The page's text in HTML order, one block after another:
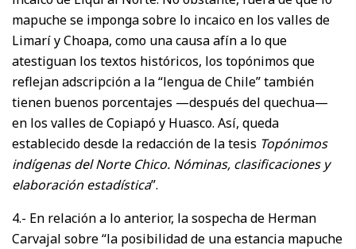
mapuche se imponga sobre lo incaico en los valles de
Limarí y Choapa, como una causa afín a lo que
atestiguan los textos históricos, los topónimos que
reflejan adscripción a la “lengua de Chile” también
tienen buenos porcentajes —después del quechua—
en los valles de Copiapó y Huasco. Así, queda
establecido desde la redacción de la tesis Topónimos
indígenas del Norte Chico. Nóminas, clasificaciones y
elaboración estadística”.
4.- En relación a lo anterior, la sospecha de Herman
Carvajal sobre “la posibilidad de una estancia mapuche